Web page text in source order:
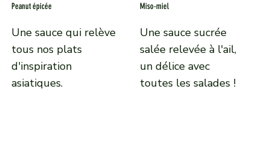
Peanut épicée
Une sauce qui relève
tous nos plats
d'inspiration
asiatiques.
Miso-miel
Une sauce sucrée
salée relevée à l'ail,
un délice avec
toutes les salades !